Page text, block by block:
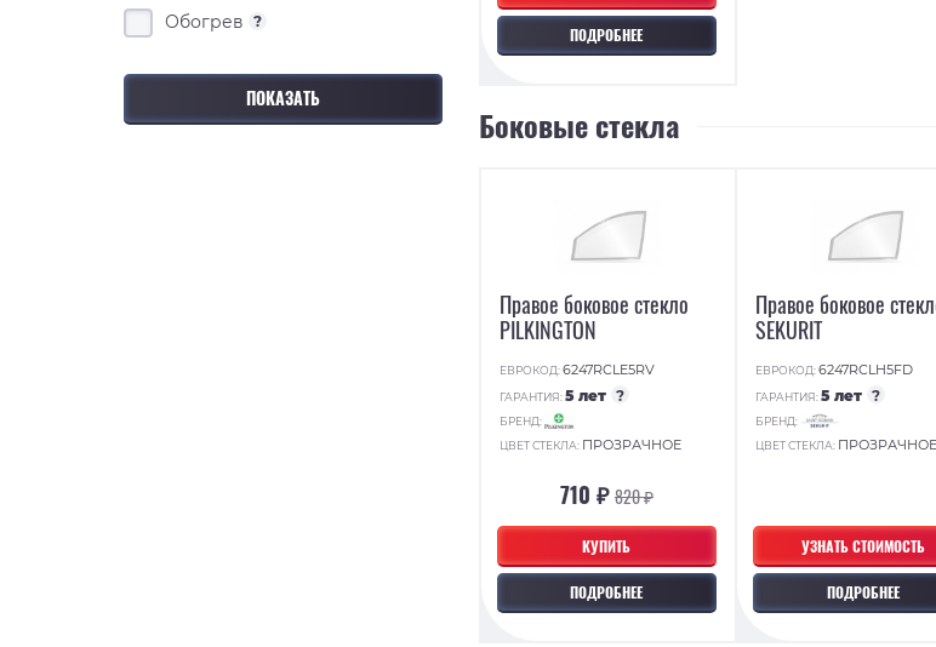
Обогрев ?
ПОДРОБНЕЕ
Боковые стекла
КУПИТЬ
ПОДРОБНЕЕ
Правое боковое стекло
PILKINGTON
ЕВРОКОД:6247RCLE5RV
ГАРАНТИЯ:5 лет ?
БРЕНД:
ЦВЕТ СТЕКЛА: ПРОЗРАЧНОЕ
710 ₽820 ₽
УЗНАТЬ СТОИМОСТЬ
ПОДРОБНЕЕ
Правое боковое
SEKURIT
ЕВРОКОД:6247RCLH5FD
ГАРАНТИЯ:5 лет ?
БРЕНД:
ЦВЕТ СТЕКЛА: ПРОЗРАЧНОЕ